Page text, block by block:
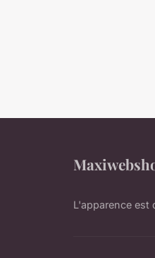
L'apparence est